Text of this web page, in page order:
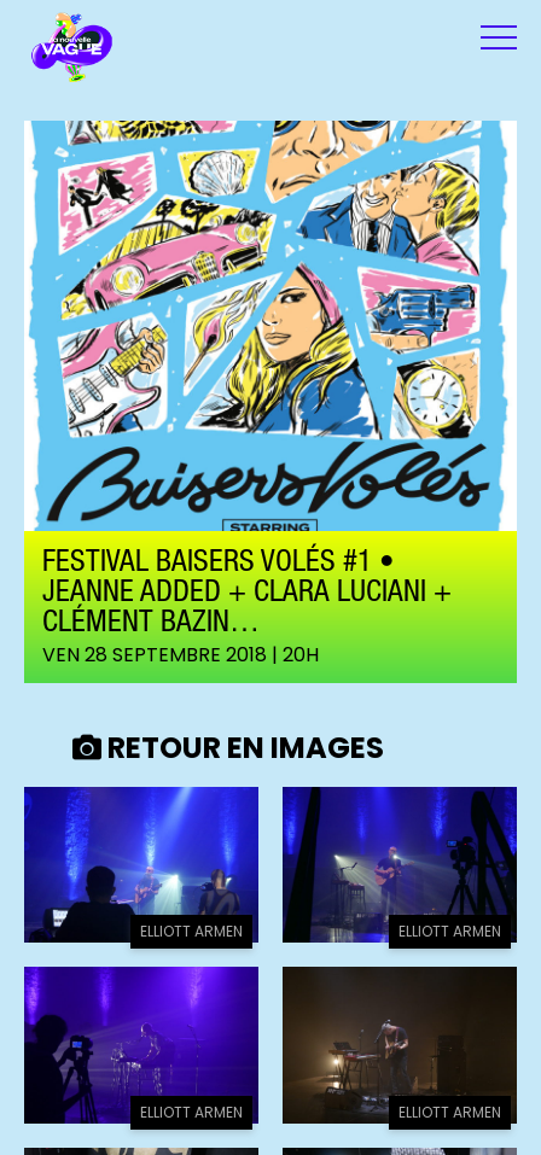
FESTIVAL BAISERS VOLÉS #1 •
JEANNE ADDED + CLARA LUCIANI +
CLÉMENT BAZIN…
VEN 28 SEPTEMBRE 2018 | 20H
RETOUR EN IMAGES
ELLIOTT ARMEN ELLIOTT ARMEN
ELLIOTT ARMEN ELLIOTT ARMEN